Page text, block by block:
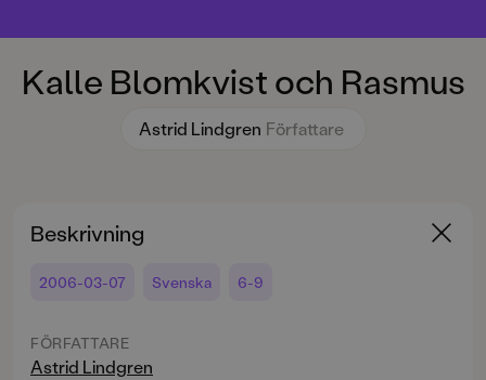
Kalle Blomkvist och Rasmus
Astrid Lindgren Författare
Beskrivning
2006-03-07 Svenska 6-9
FÖRFATTARE
Astrid Lindgren